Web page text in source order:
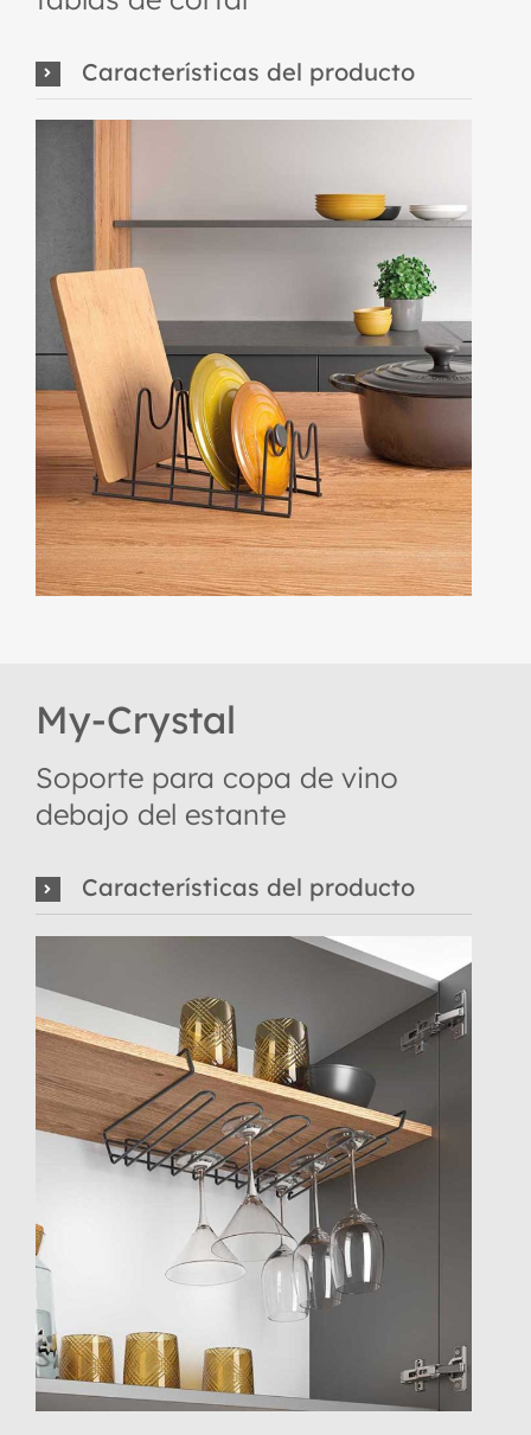
Características del producto
My-Crystal
Soporte para copa de vino
debajo del estante
Características del producto